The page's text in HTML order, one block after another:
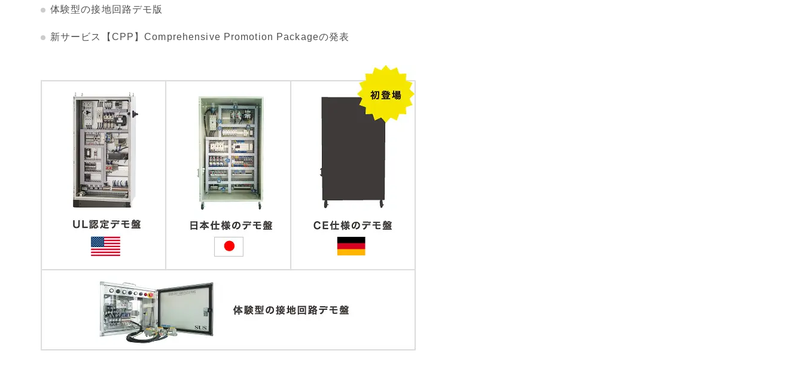
体験型の接地回路デモ版
新サービス【CPP】Comprehensive Promotion Packageの発表